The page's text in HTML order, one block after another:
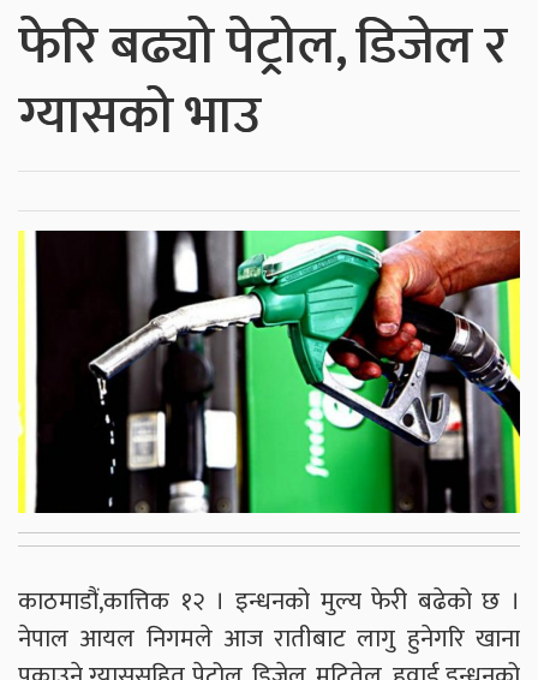
फेरि बढ्यो पेट्रोल, डिजेल र
ग्यासको भाउ
काठमाडौं,कात्तिक १२ । इन्धनको मुल्य फेरी बढेको छ ।
नेपाल आयल निगमले आज रातीबाट लागु हुनेगरि खाना